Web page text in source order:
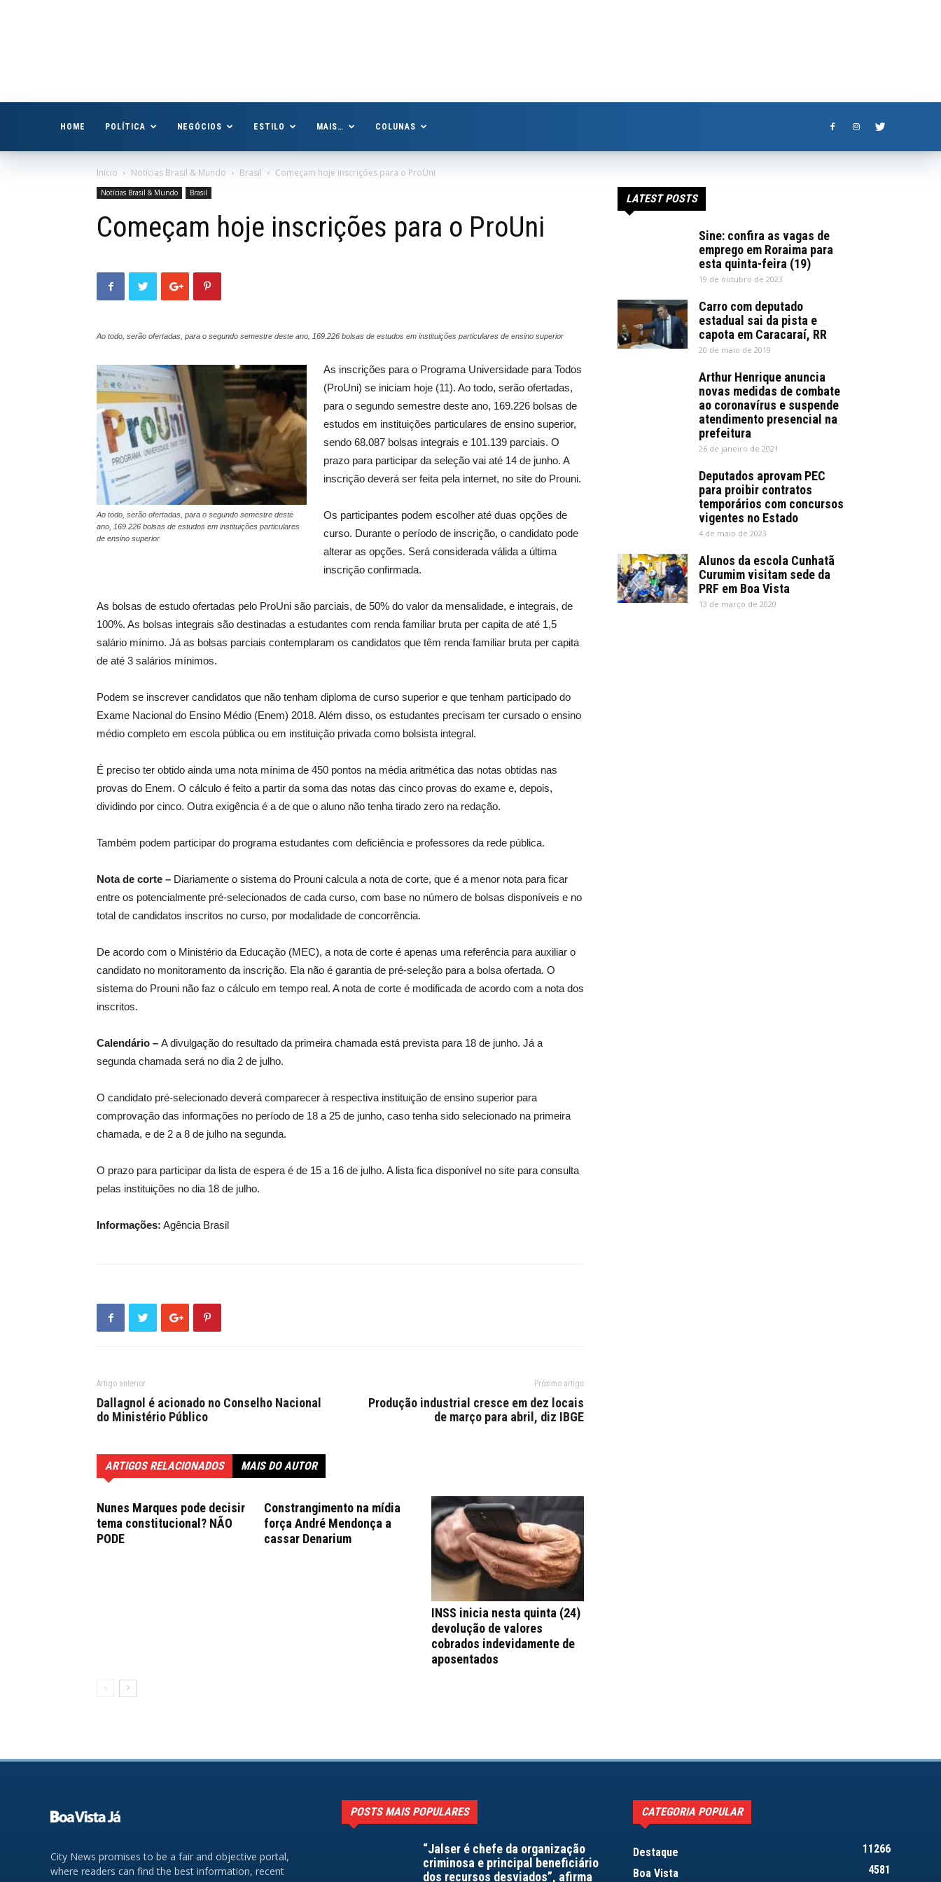
HOME POLÍTICA NEGÓCIOS ESTILO MAIS… COLUNAS
Início Notícias Brasil & Mundo Brasil Começam hoje inscrições para o ProUni
Notícias Brasil & Mundo Brasil
Começam hoje inscrições para o ProUni
Ao todo, serão ofertadas, para o segundo semestre deste ano, 169.226 bolsas de estudos em instituições particulares de ensino superior
Ao todo, serão ofertadas, para o segundo semestre deste
ano, 169.226 bolsas de estudos em instituições particulares
de ensino superior
As inscrições para o Programa Universidade para Todos
(ProUni) se iniciam hoje (11). Ao todo, serão ofertadas,
para o segundo semestre deste ano, 169.226 bolsas de
estudos em instituições particulares de ensino superior,
sendo 68.087 bolsas integrais e 101.139 parciais. O
prazo para participar da seleção vai até 14 de junho. A
inscrição deverá ser feita pela internet, no site do Prouni.
Os participantes podem escolher até duas opções de
curso. Durante o período de inscrição, o candidato pode
alterar as opções. Será considerada válida a última
inscrição confirmada.
As bolsas de estudo ofertadas pelo ProUni são parciais, de 50% do valor da mensalidade, e integrais, de
100%. As bolsas integrais são destinadas a estudantes com renda familiar bruta per capita de até 1,5
salário mínimo. Já as bolsas parciais contemplaram os candidatos que têm renda familiar bruta per capita
de até 3 salários mínimos.
Podem se inscrever candidatos que não tenham diploma de curso superior e que tenham participado do
Exame Nacional do Ensino Médio (Enem) 2018. Além disso, os estudantes precisam ter cursado o ensino
médio completo em escola pública ou em instituição privada como bolsista integral.
É preciso ter obtido ainda uma nota mínima de 450 pontos na média aritmética das notas obtidas nas
provas do Enem. O cálculo é feito a partir da soma das notas das cinco provas do exame e, depois,
dividindo por cinco. Outra exigência é a de que o aluno não tenha tirado zero na redação.
Também podem participar do programa estudantes com deficiência e professores da rede pública.
Nota de corte – Diariamente o sistema do Prouni calcula a nota de corte, que é a menor nota para ficar
entre os potencialmente pré-selecionados de cada curso, com base no número de bolsas disponíveis e no
total de candidatos inscritos no curso, por modalidade de concorrência.
De acordo com o Ministério da Educação (MEC), a nota de corte é apenas uma referência para auxiliar o
candidato no monitoramento da inscrição. Ela não é garantia de pré-seleção para a bolsa ofertada. O
sistema do Prouni não faz o cálculo em tempo real. A nota de corte é modificada de acordo com a nota dos
inscritos.
Calendário – A divulgação do resultado da primeira chamada está prevista para 18 de junho. Já a
segunda chamada será no dia 2 de julho.
O candidato pré-selecionado deverá comparecer à respectiva instituição de ensino superior para
comprovação das informações no período de 18 a 25 de junho, caso tenha sido selecionado na primeira
chamada, e de 2 a 8 de julho na segunda.
O prazo para participar da lista de espera é de 15 a 16 de julho. A lista fica disponível no site para consulta
pelas instituições no dia 18 de julho.
Informações: Agência Brasil
Artigo anterior
Dallagnol é acionado no Conselho Nacional
do Ministério Público
Próximo artigo
Produção industrial cresce em dez locais
de março para abril, diz IBGE
ARTIGOS RELACIONADOS MAIS DO AUTOR
Nunes Marques pode decisir
tema constitucional? NÃO
PODE
Constrangimento na mídia
força André Mendonça a
cassar Denarium
INSS inicia nesta quinta (24)
devolução de valores
cobrados indevidamente de
aposentados
LATEST POSTS
Sine: confira as vagas de
emprego em Roraima para
esta quinta-feira (19)
19 de outubro de 2023
Carro com deputado
estadual sai da pista e
capota em Caracaraí, RR
20 de maio de 2019
Arthur Henrique anuncia
novas medidas de combate
ao coronavírus e suspende
atendimento presencial na
prefeitura
26 de janeiro de 2021
Deputados aprovam PEC
para proibir contratos
temporários com concursos
vigentes no Estado
4 de maio de 2023
Alunos da escola Cunhatã
Curumim visitam sede da
PRF em Boa Vista
13 de março de 2020
City News promises to be a fair and objective portal,
where readers can find the best information, recent
POSTS MAIS POPULARES
“Jalser é chefe da organização
criminosa e principal beneficiário
dos recursos desviados”, afirma
CATEGORIA POPULAR
Destaque
11266
Boa Vista
4581